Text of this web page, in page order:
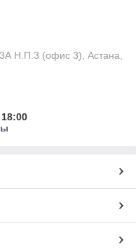
Н.П.3 (офис 3), Астана,